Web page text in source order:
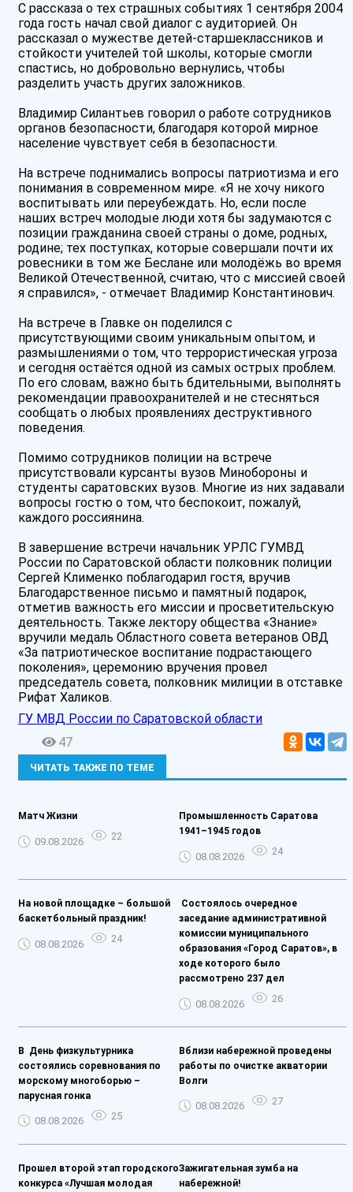
С рассказа о тех страшных событиях 1 сентября 2004
года гость начал свой диалог с аудиторией. Он
рассказал о мужестве детей-старшеклассников и
стойкости учителей той школы, которые смогли
спастись, но добровольно вернулись, чтобы
разделить участь других заложников.
Владимир Силантьев говорил о работе сотрудников
органов безопасности, благодаря которой мирное
население чувствует себя в безопасности.
На встрече поднимались вопросы патриотизма и его
понимания в современном мире. «Я не хочу никого
воспитывать или переубеждать. Но, если после
наших встреч молодые люди хотя бы задумаются с
позиции гражданина своей страны о доме, родных,
родине; тех поступках, которые совершали почти их
ровесники в том же Беслане или молодёжь во время
Великой Отечественной, считаю, что с миссией своей
я справился», - отмечает Владимир Константинович.
На встрече в Главке он поделился с
присутствующими своим уникальным опытом, и
размышлениями о том, что террористическая угроза
и сегодня остаётся одной из самых острых проблем.
По его словам, важно быть бдительными, выполнять
рекомендации правоохранителей и не стесняться
сообщать о любых проявлениях деструктивного
поведения.
Помимо сотрудников полиции на встрече
присутствовали курсанты вузов Минобороны и
студенты саратовских вузов. Многие из них задавали
вопросы гостю о том, что беспокоит, пожалуй,
каждого россиянина.
В завершение встречи начальник УРЛС ГУМВД
России по Саратовской области полковник полиции
Сергей Клименко поблагодарил гостя, вручив
Благодарственное письмо и памятный подарок,
отметив важность его миссии и просветительскую
деятельность. Также лектору общества «Знание»
вручили медаль Областного совета ветеранов ОВД
«За патриотическое воспитание подрастающего
поколения», церемонию вручения провел
председатель совета, полковник милиции в отставке
Рифат Халиков.
ГУ МВД России по Саратовской области
47
ЧИТАТЬ ТАКЖЕ ПО ТЕМЕ
Матч Жизни️
09.08.2026 22
Промышленность Саратова
1941–1945 годов
08.08.2026 24
На новой площадке – большой
баскетбольный праздник!
08.08.2026 24
️ Состоялось очередное
заседание административной
комиссии муниципального
образования «Город Саратов», в
ходе которого было
рассмотрено 237 дел
08.08.2026 26
️В День физкультурника
состоялись соревнования по
морскому многоборью –
парусная гонка
08.08.2026 25
Вблизи набережной проведены
работы по очистке акватории
Волги
08.08.2026 27
Прошел второй этап городского
конкурса «Лучшая молодая
Зажигательная зумба на
набережной!